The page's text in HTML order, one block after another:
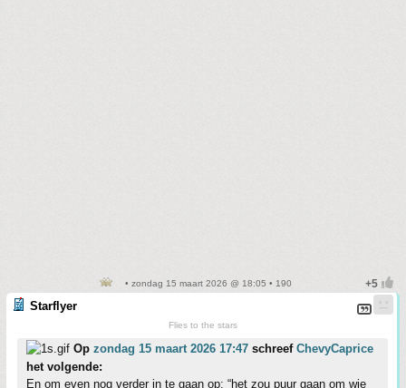
• zondag 15 maart 2026 @ 18:05 • 190
Starflyer
Flies to the stars
Op zondag 15 maart 2026 17:47 schreef ChevyCaprice
het volgende:
En om even nog verder in te gaan op: “het zou puur gaan om wie